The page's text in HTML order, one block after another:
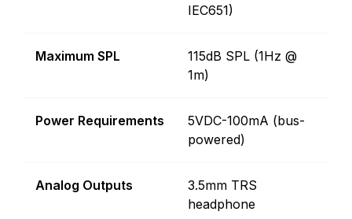
IEC651)
Maximum SPL
115dB SPL (1Hz @
1m)
Power Requirements
5VDC-100mA (bus-
powered)
Analog Outputs
3.5mm TRS
headphone